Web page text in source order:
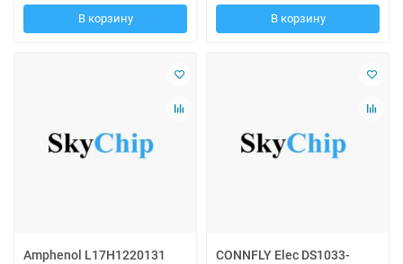
В корзину В корзину
Amphenol L17H1220131
CONNFLY Elec DS1033-